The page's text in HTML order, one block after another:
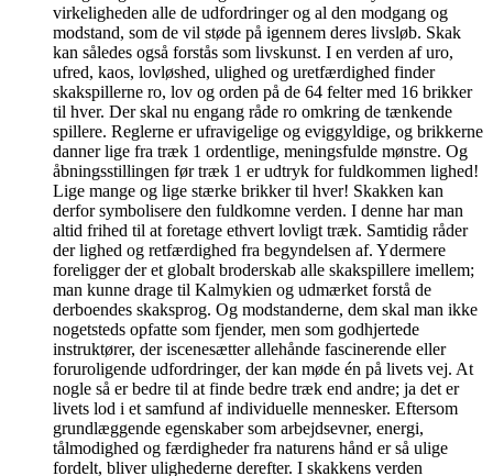
virkeligheden alle de udfordringer og al den modgang og
modstand, som de vil støde på igennem deres livsløb. Skak
kan således også forstås som livskunst. I en verden af uro,
ufred, kaos, lovløshed, ulighed og uretfærdighed finder
skakspillerne ro, lov og orden på de 64 felter med 16 brikker
til hver. Der skal nu engang råde ro omkring de tænkende
spillere. Reglerne er ufravigelige og eviggyldige, og brikkerne
danner lige fra træk 1 ordentlige, meningsfulde mønstre. Og
åbningsstillingen før træk 1 er udtryk for fuldkommen lighed!
Lige mange og lige stærke brikker til hver! Skakken kan
derfor symbolisere den fuldkomne verden. I denne har man
altid frihed til at foretage ethvert lovligt træk. Samtidig råder
der lighed og retfærdighed fra begyndelsen af. Ydermere
foreligger der et globalt broderskab alle skakspillere imellem;
man kunne drage til Kalmykien og udmærket forstå de
derboendes skaksprog. Og modstanderne, dem skal man ikke
nogetsteds opfatte som fjender, men som godhjertede
instruktører, der iscenesætter allehånde fascinerende eller
foruroligende udfordringer, der kan møde én på livets vej. At
nogle så er bedre til at finde bedre træk end andre; ja det er
livets lod i et samfund af individuelle mennesker. Eftersom
grundlæggende egenskaber som arbejdsevner, energi,
tålmodighed og færdigheder fra naturens hånd er så ulige
fordelt, bliver ulighederne derefter. I skakkens verden